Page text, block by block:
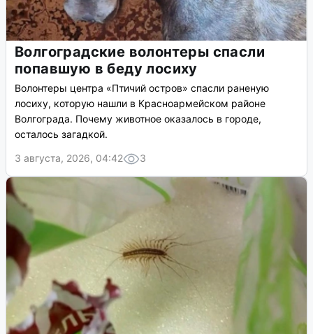
Волгоградские волонтеры спасли
попавшую в беду лосиху
Волонтеры центра «Птичий остров» спасли раненую
лосиху, которую нашли в Красноармейском районе
Волгограда. Почему животное оказалось в городе,
осталось загадкой.
3 августа, 2026, 04:42
3